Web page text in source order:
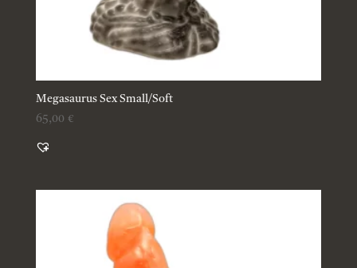
Megasaurus Sex Small/Soft
65,00 €